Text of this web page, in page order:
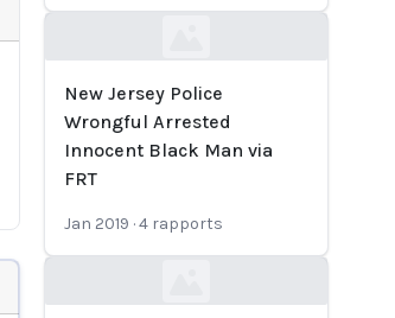
New Jersey Police
Wrongful Arrested
Innocent Black Man via
FRT
Jan 2019 ·4 rapports